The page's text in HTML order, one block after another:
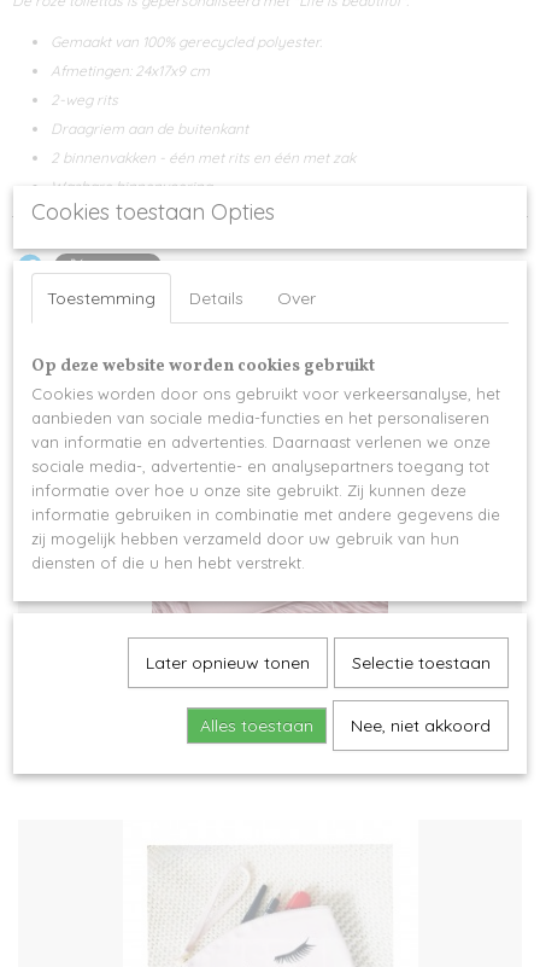
Gemaakt van 100% gerecycled polyester.
Afmetingen: 24x17x9 cm
2-weg rits
Draagriem aan de buitenkant
2 binnenvakken - één met rits en één met zak
Wasbare binnenvoering
Boutique make-up tasje (lederlook)
Cookies toestaan Opties
Toestemming Details Over
Op deze website worden cookies gebruikt
Cookies worden door ons gebruikt voor verkeersanalyse, het
aanbieden van sociale media-functies en het personaliseren
van informatie en advertenties. Daarnaast verlenen we onze
sociale media-, advertentie- en analysepartners toegang tot
informatie over hoe u onze site gebruikt. Zij kunnen deze
informatie gebruiken in combinatie met andere gegevens die
zij mogelijk hebben verzameld door uw gebruik van hun
diensten of die u hen hebt verstrekt.
Later opnieuw tonen Selectie toestaan
Alles toestaan Nee, niet akkoord